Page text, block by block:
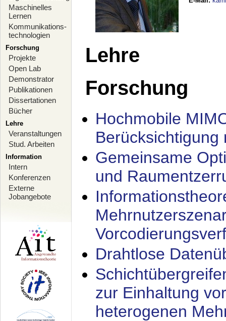
Maschinelles
Lernen
Kommunikations-
technologien
Forschung
Projekte
Open Lab
Demonstrator
Publikationen
Dissertationen
Bücher
Lehre
Veranstaltungen
Stud. Arbeiten
Information
Intern
Konferenzen
Externe
Jobangebote
Lehre
Forschung
Hochmobile
Berücksichtigung
Gemeinsame
und
Drahtlose
zur Einhaltung
heterogenen